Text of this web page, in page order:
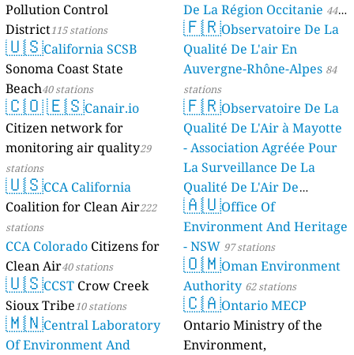
Pollution Control
District115 stations
🇺🇸California SCSB
Sonoma Coast State
Beach40 stations
🇨🇴🇪🇸Canair.io
Citizen network for
monitoring air quality29
stations
🇺🇸CCA California
Coalition for Clean Air222
stations
CCA Colorado Citizens for
Clean Air40 stations
🇺🇸CCST Crow Creek
Sioux Tribe10 stations
🇲🇳Central Laboratory
Of Environment And
De La Région Occitanie 44
stations
🇫🇷Observatoire De La
Qualité De L'air En
Auvergne-Rhône-Alpes 84
stations
🇫🇷Observatoire De La
Qualité De L'Air à Mayotte
- Association Agréée Pour
La Surveillance De La
Qualité De L'Air De
Mayotte 4 stations
🇦🇺Office Of
Environment And Heritage
- NSW 97 stations
🇴🇲Oman Environment
Authority 62 stations
🇨🇦Ontario MECP
Ontario Ministry of the
Environment,